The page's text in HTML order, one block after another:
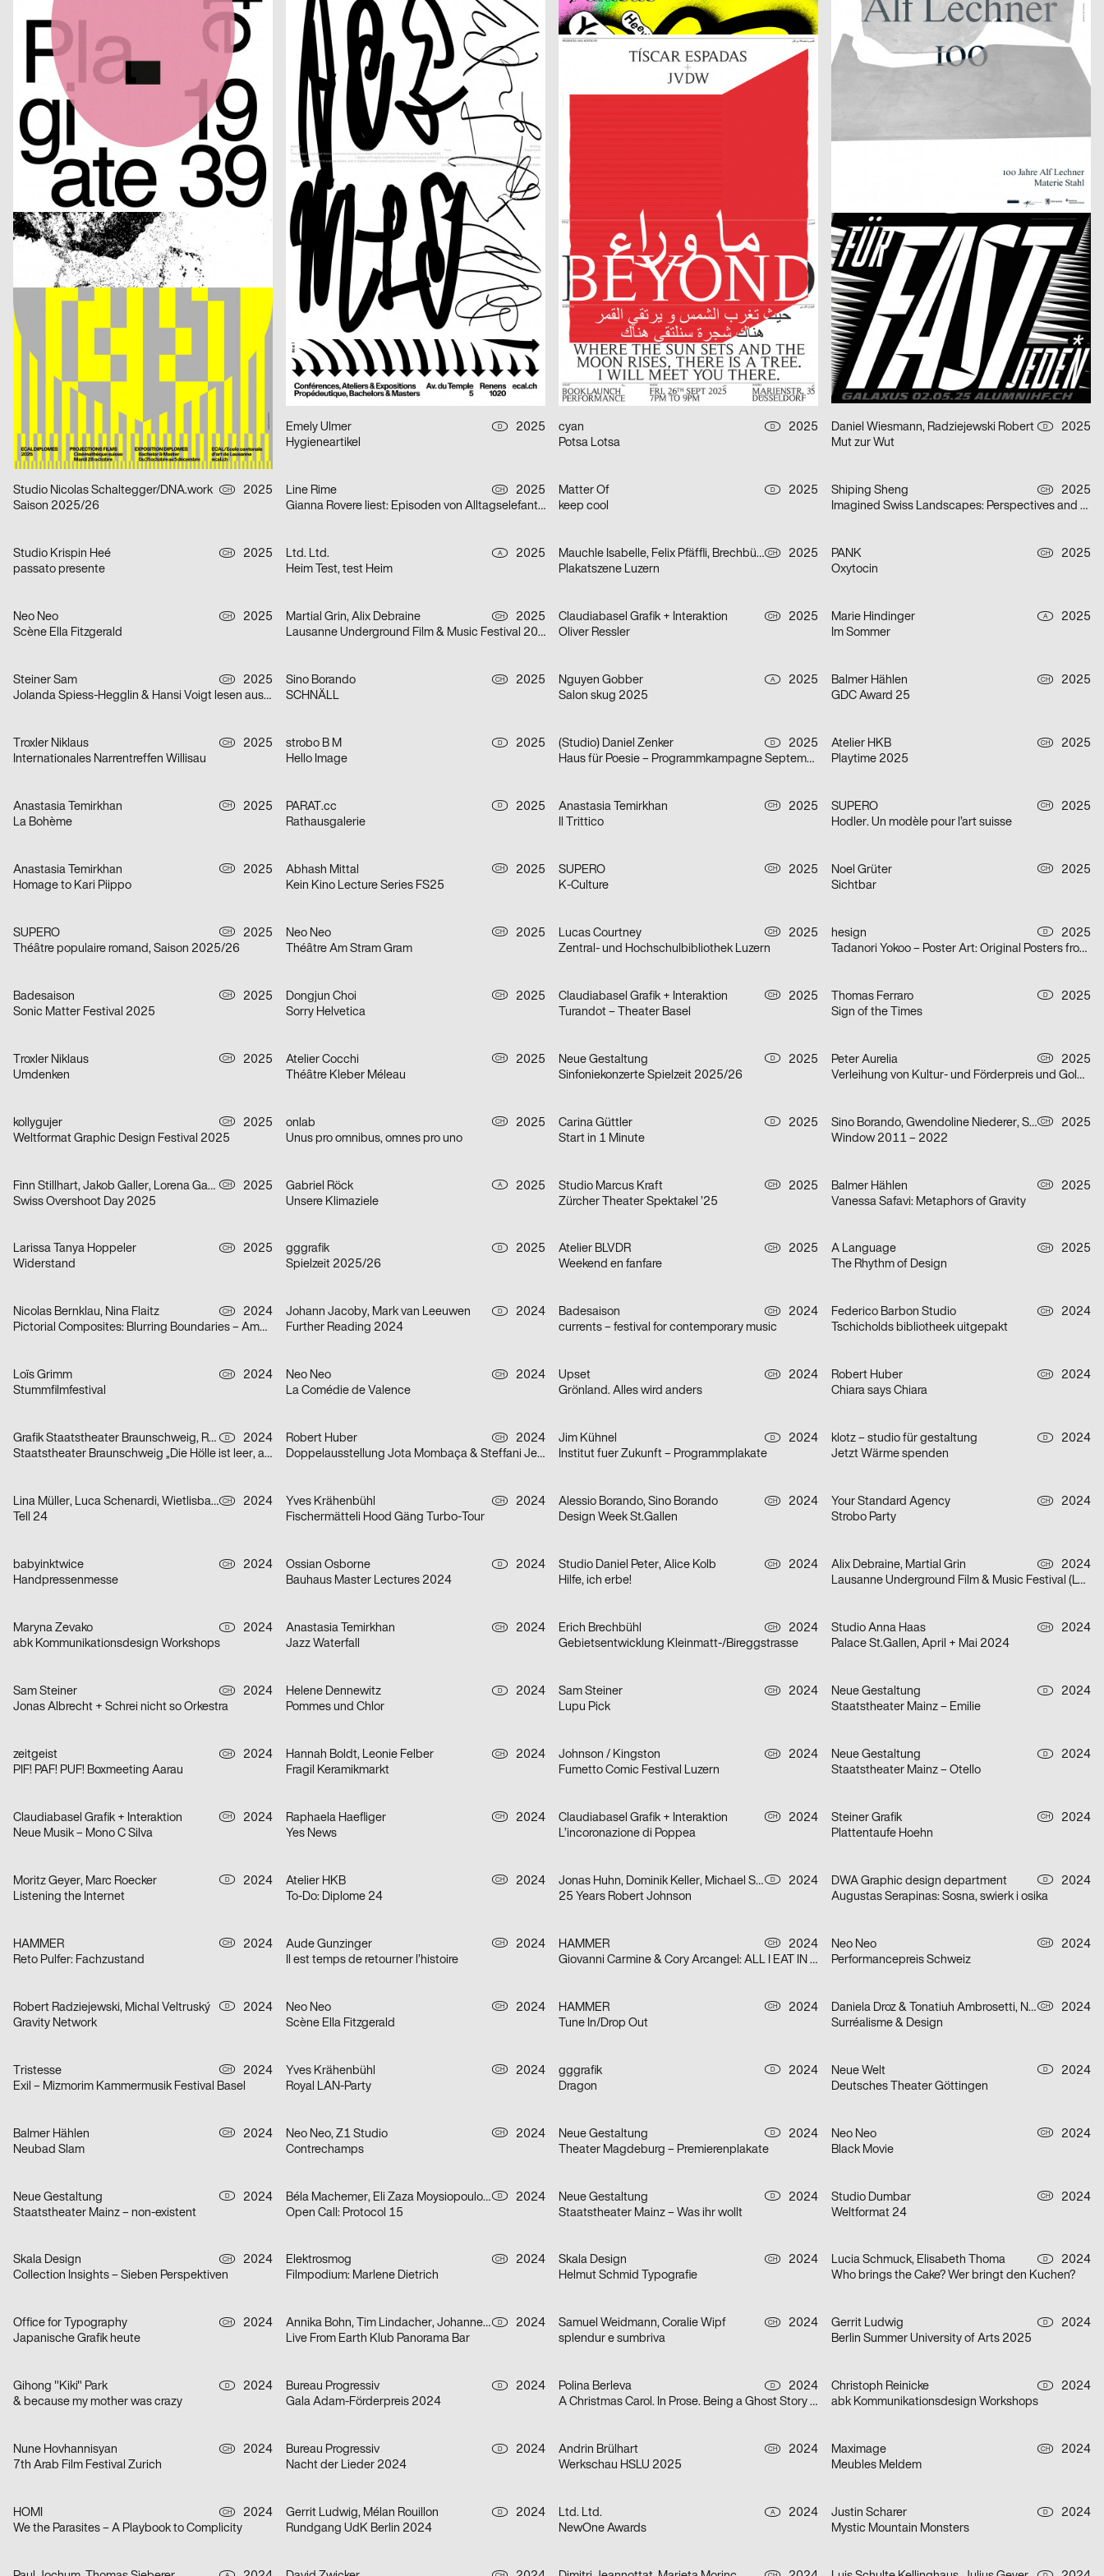
Samuel Weidmann
2025
FÜR ALLE (statt wenige)
Benoît Brun CH
ECAL Open Day 2025
Audretsch Massimiliano
2025
Kerschbaum Philip, Fawad Qadire CH
2025
Benoît Brun CH
2025
ECAL Diplomas 2025
Atelier BLVDR CH
2025
44e AMR Jazz Festival
2025
Jeremy Traun A
2025
Buy Buy Culture
lugma
2025
DEGROWTH
DWA Graphic design department
2025
Amol K Patil: Many Kilometres – Several Words
CH
2025
Balmer Hählen
2025
Anna Fasshauer: Done!
Claudiabasel Grafik + Interaktion CH
Der Liebhaber – Theater Basel
Alexandra Trinkl
2025
Die Würde aller Menschen ist unantastbar.
Michel Domeisen, Emily Horrolt, Hannah Klarer
2025
Dario Argento, Filmpodium Zürich
Lewin Harnisch
2025
Eat The Filthy Rich
FLAG Aubry/Broquard CH
2025
CONFOEDERATIO
PARAT.cc D
2025
Fünf Freunde
Neue Gestaltung D
2025
Die unendliche Geschichte
H A N D
2025
Der Sommer in Stuttgart 2025
Neue Gestaltung D
2025
Der kleine Vampir
Le Labo CH
2025
psychomanteon
Marstaller Lukas, Béla Meiers A
2025
Schwimmparade Donaukanal 2025
2025
Emely Ulmer D
2025
Hygieneartikel
cyan D
2025
Potsa Lotsa
Daniel Wiesmann, Radziejewski Robert D
2025
Mut zur Wut
Studio Nicolas Schaltegger/DNA.work CH
2025
Saison 2025/26
Line Rime CH
2025
Gianna Rovere liest: Episoden von Alltagselefanten
Matter Of D
2025
keep cool
Shiping Sheng CH
2025
Imagined Swiss Landscapes: Perspectives and Edges in Image Collage
Studio Krispin Heé CH
2025
passato presente
Ltd. Ltd. A
2025
Heim Test, test Heim
Mauchle Isabelle, Felix Pfäffli, Brechbühl Erich CH
2025
Plakatszene Luzern
PANK CH
2025
Oxytocin
Neo Neo CH
2025
Scène Ella Fitzgerald
Martial Grin, Alix Debraine CH
2025
Lausanne Underground Film & Music Festival 2025
Claudiabasel Grafik + Interaktion CH
2025
Oliver Ressler
Marie Hindinger A
2025
Im Sommer
Steiner Sam CH
2025
Jolanda Spiess-Hegglin & Hansi Voigt lesen aus „Meistgeklickt“
Sino Borando CH
2025
SCHNÄLL
Nguyen Gobber A
2025
Salon skug 2025
Balmer Hählen CH
2025
GDC Award 25
Troxler Niklaus CH
2025
Internationales Narrentreffen Willisau
strobo B M D
2025
Hello Image
(Studio) Daniel Zenker D
2025
Haus für Poesie – Programmkampagne September/Oktober 2025
Atelier HKB CH
2025
Playtime 2025
Anastasia Temirkhan CH
2025
La Bohème
PARAT.cc D
2025
Rathausgalerie
Anastasia Temirkhan CH
2025
Il Trittico
SUPERO CH
2025
Hodler. Un modèle pour l’art suisse
Anastasia Temirkhan CH
2025
Homage to Kari Piippo
Abhash Mittal CH
2025
Kein Kino Lecture Series FS25
SUPERO CH
2025
K-Culture
Noel Grüter CH
2025
Sichtbar
SUPERO CH
2025
Théâtre populaire romand, Saison 2025/26
Neo Neo CH
2025
Théâtre Am Stram Gram
Lucas Courtney CH
2025
Zentral- und Hochschulbibliothek Luzern
hesign D
2025
Tadanori Yokoo – Poster Art: Original Posters from 1965 – 2025
Badesaison CH
2025
Sonic Matter Festival 2025
Dongjun Choi CH
2025
Sorry Helvetica
Claudiabasel Grafik + Interaktion CH
2025
Turandot – Theater Basel
Thomas Ferraro D
2025
Sign of the Times
Troxler Niklaus CH
2025
Umdenken
Atelier Cocchi CH
2025
Théâtre Kleber Méleau
Neue Gestaltung D
2025
Sinfoniekonzerte Spielzeit 2025/26
Peter Aurelia CH
2025
Verleihung von Kultur- und Förderpreis und Goldener Ehrenmedaille 2025 des Kantons Zürich
kollygujer CH
2025
Weltformat Graphic Design Festival 2025
onlab CH
2025
Unus pro omnibus, omnes pro uno
Carina Güttler D
2025
Start in 1 Minute
Sino Borando, Gwendoline Niederer, Serafina Räber CH
2025
Window 2011 – 2022
Finn Stillhart, Jakob Galler, Lorena Gamper CH
2025
Swiss Overshoot Day 2025
Gabriel Röck A
2025
Unsere Klimaziele
Studio Marcus Kraft CH
2025
Zürcher Theater Spektakel ’25
Balmer Hählen CH
2025
Vanessa Safavi: Metaphors of Gravity
Larissa Tanya Hoppeler CH
2025
Widerstand
gggrafik D
2025
Spielzeit 2025/26
Atelier BLVDR CH
2025
Weekend en fanfare
A Language CH
2025
The Rhythm of Design
Nicolas Bernklau, Nina Flaitz CH
2024
Pictorial Composites: Blurring Boundaries – Ambiguous Realities
Johann Jacoby, Mark van Leeuwen D
2024
Further Reading 2024
Badesaison CH
2024
currents – festival for contemporary music
Federico Barbon Studio CH
2024
Tschicholds bibliotheek uitgepakt
Loïs Grimm CH
2024
Stummfilmfestival
Neo Neo CH
2024
La Comédie de Valence
Upset CH
2024
Grönland. Alles wird anders
Robert Huber CH
2024
Chiara says Chiara
Grafik Staatstheater Braunschweig, Running Water Creative Group, Studio Max Kuwertz D
2024
Staatstheater Braunschweig „Die Hölle ist leer, alle Teufel sind hier“
Robert Huber CH
2024
Doppelausstellung Jota Mombaça & Steffani Jemison
Jim Kühnel D
2024
Institut fuer Zukunft – Programmplakate
klotz – studio für gestaltung D
2024
Jetzt Wärme spenden
Lina Müller, Luca Schenardi, Wietlisbach Sophie CH
2024
Tell 24
Yves Krähenbühl CH
2024
Fischermätteli Hood Gäng Turbo-Tour
Alessio Borando, Sino Borando CH
2024
Design Week St.Gallen
Your Standard Agency CH
2024
Strobo Party
babyinktwice CH
2024
Handpressenmesse
Ossian Osborne D
2024
Bauhaus Master Lectures 2024
Studio Daniel Peter, Alice Kolb CH
2024
Hilfe, ich erbe!
Alix Debraine, Martial Grin CH
2024
Lausanne Underground Film & Music Festival (LUFF) 2024
Maryna Zevako D
2024
abk Kommunikationsdesign Workshops
Anastasia Temirkhan CH
2024
Jazz Waterfall
Erich Brechbühl CH
2024
Gebietsentwicklung Kleinmatt-/Bireggstrasse
Studio Anna Haas CH
2024
Palace St.Gallen, April + Mai 2024
Sam Steiner CH
2024
Jonas Albrecht + Schrei nicht so Orkestra
Helene Dennewitz D
2024
Pommes und Chlor
Sam Steiner CH
2024
Lupu Pick
Neue Gestaltung D
2024
Staatstheater Mainz – Emilie
zeitgeist CH
2024
PIF! PAF! PUF! Boxmeeting Aarau
Hannah Boldt, Leonie Felber CH
2024
Fragil Keramikmarkt
Johnson / Kingston CH
2024
Fumetto Comic Festival Luzern
Neue Gestaltung D
2024
Staatstheater Mainz – Otello
Claudiabasel Grafik + Interaktion CH
2024
Neue Musik – Mono C Silva
Raphaela Haefliger CH
2024
Yes News
Claudiabasel Grafik + Interaktion CH
2024
L’incoronazione di Poppea
Steiner Grafik CH
2024
Plattentaufe Hoehn
Moritz Geyer, Marc Roecker D
2024
Listening the Internet
Atelier HKB CH
2024
To-Do: Diplome 24
Jonas Huhn, Dominik Keller, Michael Satter D
2024
25 Years Robert Johnson
DWA Graphic design department D
2024
Augustas Serapinas: Sosna, swierk i osika
HAMMER CH
2024
Reto Pulfer: Fachzustand
Aude Gunzinger CH
2024
Il est temps de retourner l’histoire
HAMMER CH
2024
Giovanni Carmine & Cory Arcangel: ALL I EAT IN A DAY
Neo Neo CH
2024
Performancepreis Schweiz
Robert Radziejewski, Michal Veltruský D
2024
Gravity Network
Neo Neo CH
2024
Scène Ella Fitzgerald
HAMMER CH
2024
Tune In/Drop Out
Daniela Droz & Tonatiuh Ambrosetti, Neo Neo CH
2024
Surréalisme & Design
Tristesse CH
2024
Exil – Mizmorim Kammermusik Festival Basel
Yves Krähenbühl CH
2024
Royal LAN-Party
gggrafik D
2024
Dragon
Neue Welt D
2024
Deutsches Theater Göttingen
Balmer Hählen CH
2024
Neubad Slam
Neo Neo, Z1 Studio CH
2024
Contrechamps
Neue Gestaltung D
2024
Theater Magdeburg – Premierenplakate
Neo Neo CH
2024
Black Movie
Neue Gestaltung D
2024
Staatstheater Mainz – non-existent
Béla Machemer, Eli Zaza Moysiopoulou, Nora Veismann, Konstantin Wagner, Gerrit Ludwig D
2024
Open Call: Protocol 15
Neue Gestaltung D
2024
Staatstheater Mainz – Was ihr wollt
Studio Dumbar CH
2024
Weltformat 24
Skala Design CH
2024
Collection Insights – Sieben Perspektiven
Elektrosmog CH
2024
Filmpodium: Marlene Dietrich
Skala Design CH
2024
Helmut Schmid Typografie
Lucia Schmuck, Elisabeth Thoma D
2024
Who brings the Cake? Wer bringt den Kuchen?
Office for Typography CH
2024
Japanische Grafik heute
Annika Bohn, Tim Lindacher, Johannes Schreiner, Nina Sticher D
2024
Live From Earth Klub Panorama Bar
Samuel Weidmann, Coralie Wipf CH
2024
splendur e sumbriva
Gerrit Ludwig D
2024
Berlin Summer University of Arts 2025
Gihong "Kiki" Park D
2024
& because my mother was crazy
Bureau Progressiv D
2024
Gala Adam-Förderpreis 2024
Polina Berleva D
2024
A Christmas Carol. In Prose. Being a Ghost Story of Christmas.
Christoph Reinicke D
2024
abk Kommunikationsdesign Workshops
Nune Hovhannisyan CH
2024
7th Arab Film Festival Zurich
Bureau Progressiv D
2024
Nacht der Lieder 2024
Andrin Brülhart CH
2024
Werkschau HSLU 2025
Maximage CH
2024
Meubles Meldem
HOMI CH
2024
We the Parasites – A Playbook to Complicity
Gerrit Ludwig, Mélan Rouillon D
2024
Rundgang UdK Berlin 2024
Ltd. Ltd. A
2024
NewOne Awards
Justin Scharer D
2024
Mystic Mountain Monsters